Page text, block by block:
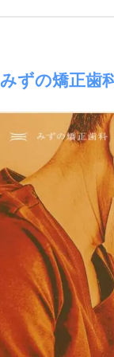
みずの矯正歯